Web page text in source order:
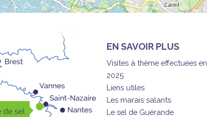
EN SAVOIR PLUS
Visites à thème effectuées en
2025
Liens utiles
Les marais salants
Le sel de Guérande